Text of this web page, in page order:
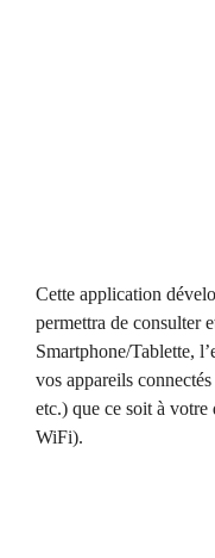
Cette application
permettra de consulter
Smartphone/Tablette,
vos appareils
etc.) que ce soit à
WiFi).